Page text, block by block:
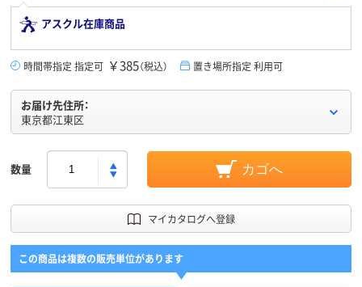
アスクル在庫商品
時間帯指定 指定可 ￥385（税込） 置き場所指定 利用可
お届け先住所：
東京都江東区
数量 カゴへ
マイカタログへ登録
この商品は複数の販売単位があります